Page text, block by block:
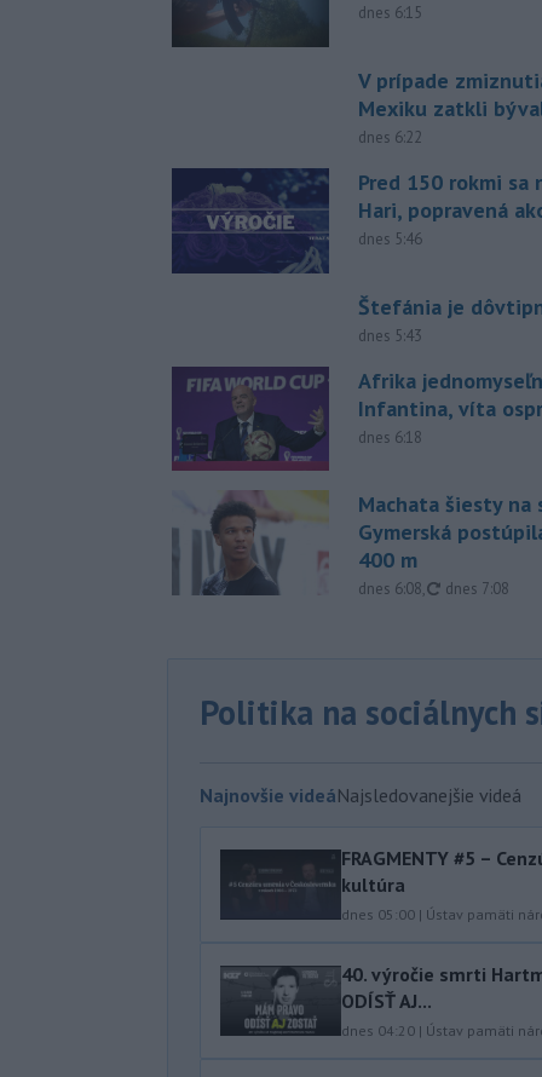
dnes 6:15
V prípade
Mexiku zatkli
dnes 6:22
Pred 150 rokmi sa
Hari, popravená
dnes 5:46
Štefánia je
dnes 5:43
Afrika
Infantina, víta
dnes 6:18
Machata šiesty na
Gymerská
400 m
dnes 6:08, aktualizované
dnes 7:08
Politika na sociálnych
Najnovšie videáNajsledovanejšie videá
FRAGMENTY #5 –
kultúra
dnes 05:00 | Ústav pamäti
40.⁠ ⁠výročie smrti
ODÍSŤ AJ...
dnes 04:20 | Ústav pamäti